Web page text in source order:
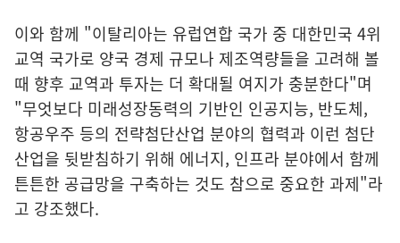
이와 함께 "이탈리아는 유럽연합 국가 중 대한민국 4위
교역 국가로 양국 경제 규모나 제조역량들을 고려해 볼
때 향후 교역과 투자는 더 확대될 여지가 충분한다"며
"무엇보다 미래성장동력의 기반인 인공지능, 반도체,
항공우주 등의 전략첨단산업 분야의 협력과 이런 첨단
산업을 뒷받침하기 위해 에너지, 인프라 분야에서 함께
튼튼한 공급망을 구축하는 것도 참으로 중요한 과제"라
고 강조했다.